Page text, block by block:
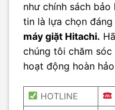
như chính sách bảo
tin là lựa chọn
máy giặt Hitachi.
chúng tôi chăm
hoạt động hoàn
HOTLINE